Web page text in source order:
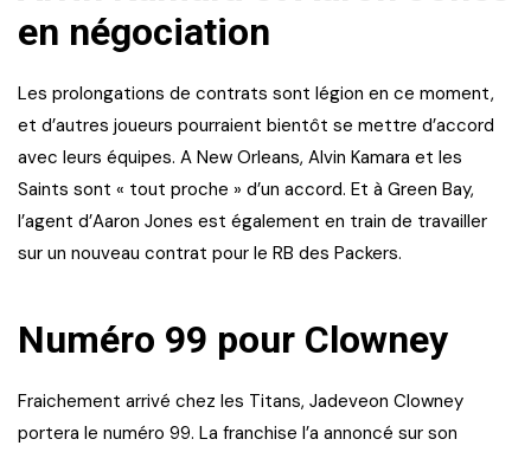
en négociation
Les prolongations de contrats sont légion en ce moment,
et d’autres joueurs pourraient bientôt se mettre d’accord
avec leurs équipes. A New Orleans, Alvin Kamara et les
Saints sont « tout proche » d’un accord. Et à Green Bay,
l’agent d’Aaron Jones est également en train de travailler
sur un nouveau contrat pour le RB des Packers.
Numéro 99 pour Clowney
Fraichement arrivé chez les Titans, Jadeveon Clowney
portera le numéro 99. La franchise l’a annoncé sur son